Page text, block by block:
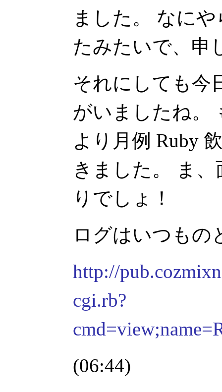
ました。 なに
たみたいで、申
それにしても今
がいましたね。
より月例 Ruby
きました。 ま
りでしょ！
ログはいつもの
http://
cgi.rb?
(06:44)